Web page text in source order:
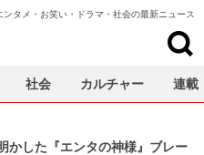
ンタメ・お笑い・ドラマ・社会の最新ニュース
かした『エンタの神様』ブレー
社会 カルチャー 連載